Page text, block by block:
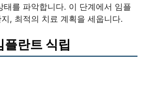
태를 파악합니다. 이 단계에서 임플
, 최적의 치료 계획을 세웁니다.
플란트 식립